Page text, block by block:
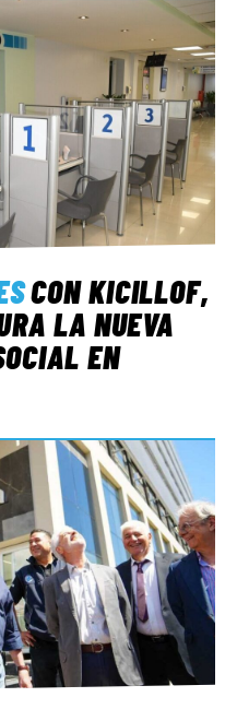
CON KICILLOF,
LA NUEVA
EN